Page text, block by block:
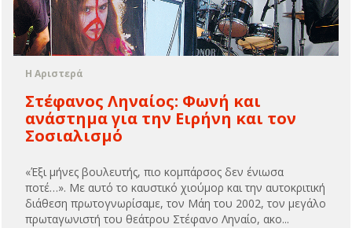
Η Αριστερά
Στέφανος Ληναίος: Φωνή και
ανάστημα για την Ειρήνη και τον
Σοσιαλισμό
«Έξι μήνες βουλευτής, πιο κομπάρσος δεν ένιωσα
ποτέ…». Με αυτό το καυστικό χιούμορ και την αυτοκριτική
διάθεση πρωτογνωρίσαμε, τον Μάη του 2002, τον μεγάλο
πρωταγωνιστή του θεάτρου Στέφανο Ληναίο, ακο...